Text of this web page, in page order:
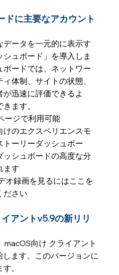
ドに主要なアカウント
ータを一元的に表示す
ュボード」を導入しま
ードでは、ネットワー
体制、サイトの状態、
迅速に評価できるよ
ます。
ージで利用可能
けのエクスペリエンスモ
トーリーダッシュボー
ッシュボードの高度な分
ます
ださい
アントv5.9の新リリ
向け クライアント
ます。このバージョンに
。